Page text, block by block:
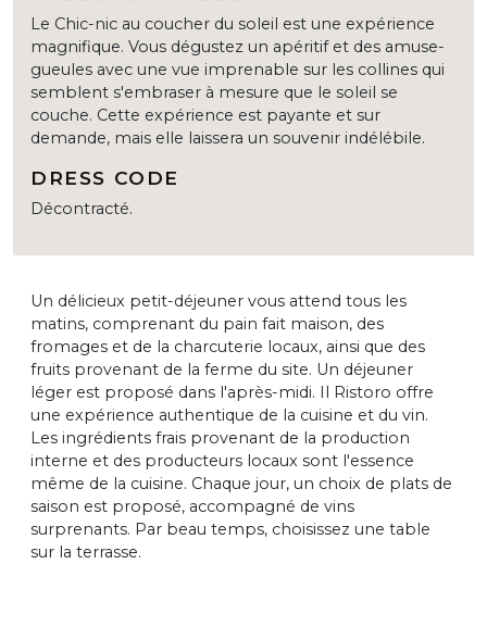
Le Chic-nic au coucher du soleil est une expérience
magnifique. Vous dégustez un apéritif et des amuse-
gueules avec une vue imprenable sur les collines qui
semblent s'embraser à mesure que le soleil se
couche. Cette expérience est payante et sur
demande, mais elle laissera un souvenir indélébile.
DRESS CODE
Décontracté.
Un délicieux petit-déjeuner vous attend tous les
matins, comprenant du pain fait maison, des
fromages et de la charcuterie locaux, ainsi que des
fruits provenant de la ferme du site. Un déjeuner
léger est proposé dans l'après-midi. Il Ristoro offre
une expérience authentique de la cuisine et du vin.
Les ingrédients frais provenant de la production
interne et des producteurs locaux sont l'essence
même de la cuisine. Chaque jour, un choix de plats de
saison est proposé, accompagné de vins
surprenants. Par beau temps, choisissez une table
sur la terrasse.